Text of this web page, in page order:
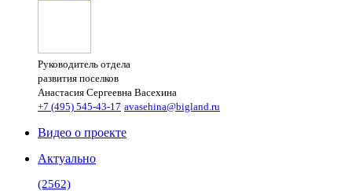
Руководитель отдела
развития поселков
Анастасия Сергеевна Васехина
+7 (495) 545-43-17 avasehina@bigland.ru
Видео о проекте
Актуально
(2562)